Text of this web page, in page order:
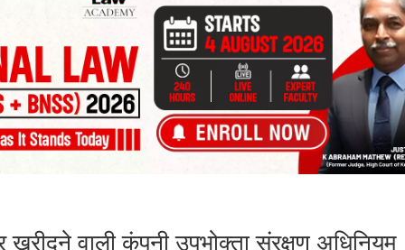
वाली कंपनी उपभोक्ता संरक्षण अधिनियम